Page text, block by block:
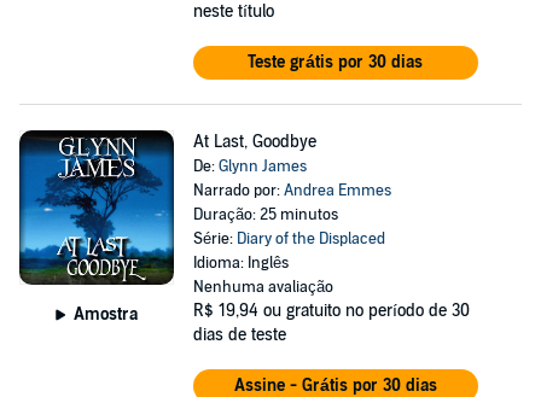
neste título
Teste grátis por 30 dias
Amostra
At Last, Goodbye
De:Glynn James
Narrado por:Andrea Emmes
Duração: 25 minutos
Série: Diary of the Displaced
Idioma: Inglês
Nenhuma avaliação
R$ 19,94 ou gratuito no período de 30
dias de teste
Assine - Grátis por 30 dias